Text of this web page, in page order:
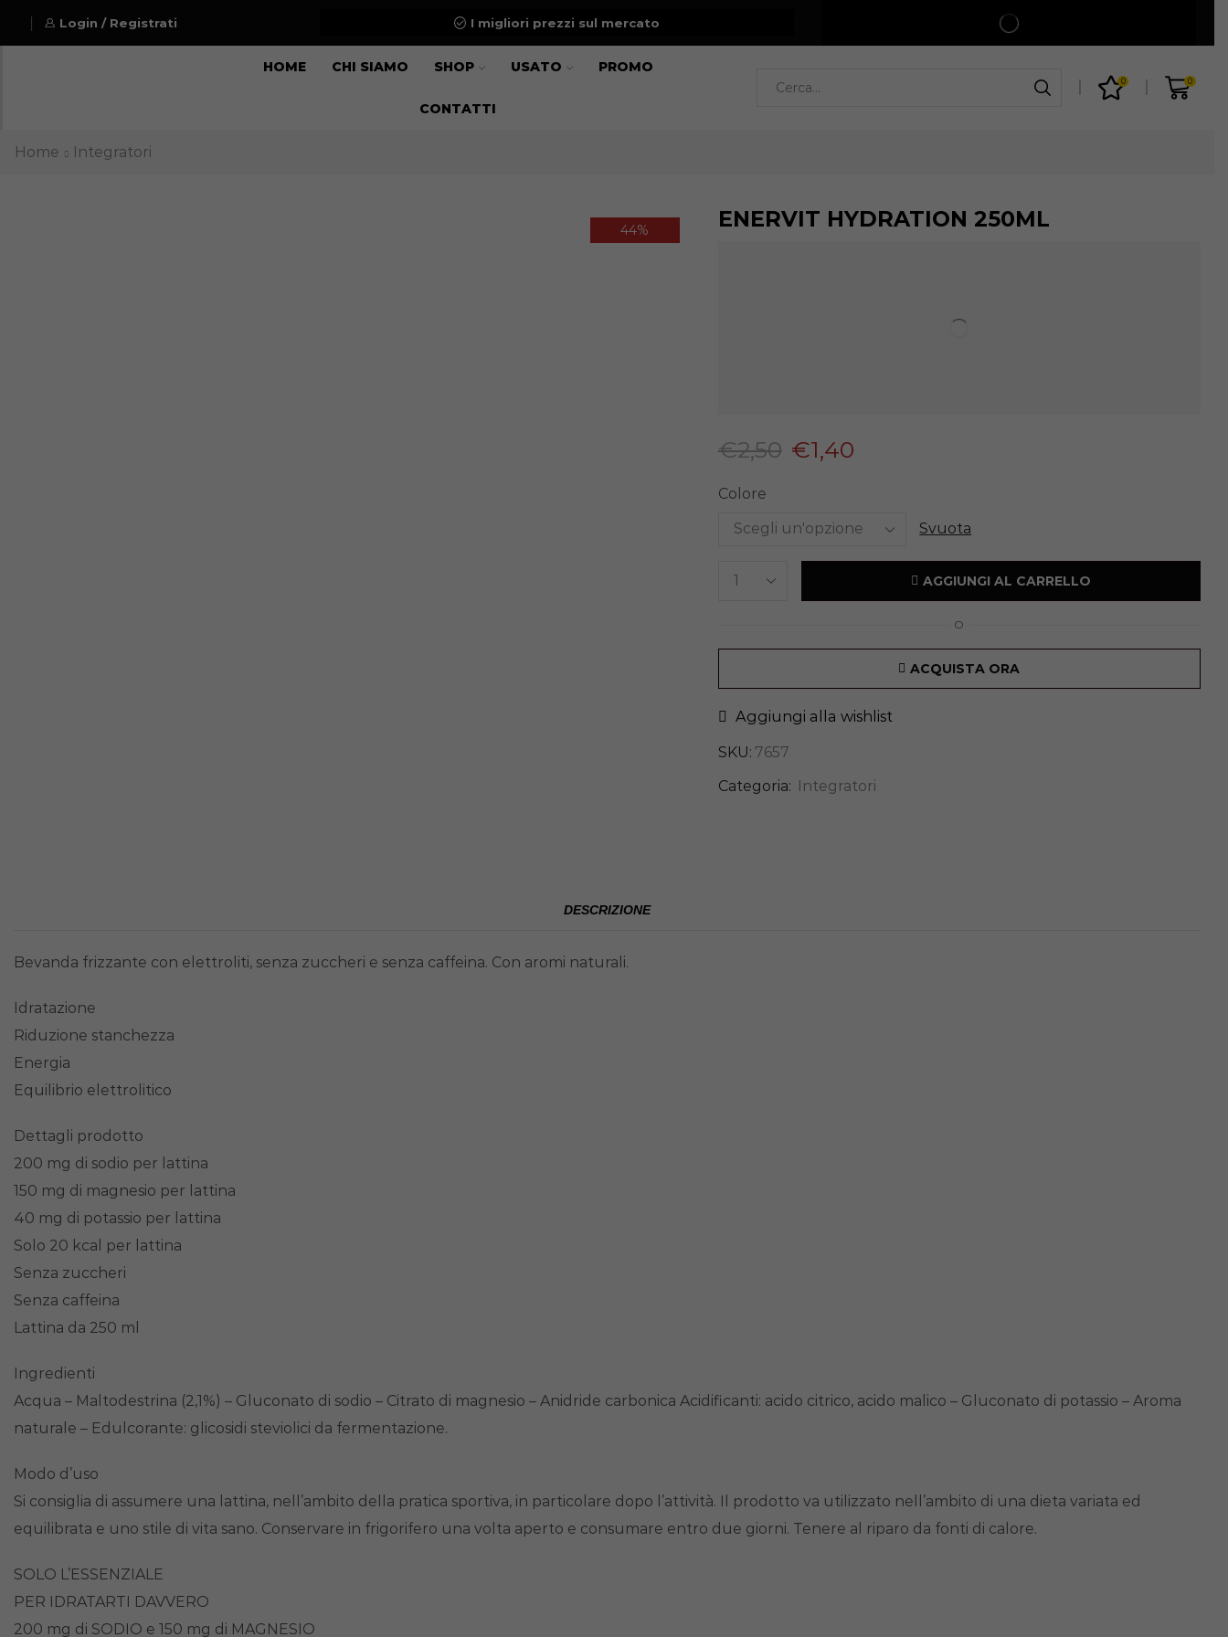
Login / Registrati I migliori prezzi sul mercato Spedizione gratuita per ordini superiori a 99€
HOME CHI SIAMO SHOP USATO PROMO
CONTATTI
0 0
Home Integratori
44% ENERVIT HYDRATION 250ML
€2,50 €1,40
Colore
Svuota
AGGIUNGI AL CARRELLO
O
ACQUISTA ORA
Aggiungi alla wishlist
SKU: 7657
Categoria: Integratori
DESCRIZIONE
Bevanda frizzante con elettroliti, senza zuccheri e senza caffeina. Con aromi naturali.
Idratazione
Riduzione stanchezza
Energia
Equilibrio elettrolitico
Dettagli prodotto
200 mg di sodio per lattina
150 mg di magnesio per lattina
40 mg di potassio per lattina
Solo 20 kcal per lattina
Senza zuccheri
Senza caffeina
Lattina da 250 ml
Ingredienti
Acqua – Maltodestrina (2,1%) – Gluconato di sodio – Citrato di magnesio – Anidride carbonica Acidificanti: acido citrico, acido malico – Gluconato di potassio – Aroma
naturale – Edulcorante: glicosidi steviolici da fermentazione.
Modo d’uso
Si consiglia di assumere una lattina, nell’ambito della pratica sportiva, in particolare dopo l’attività. Il prodotto va utilizzato nell’ambito di una dieta variata ed
equilibrata e uno stile di vita sano. Conservare in frigorifero una volta aperto e consumare entro due giorni. Tenere al riparo da fonti di calore.
SOLO L’ESSENZIALE
PER IDRATARTI DAVVERO
200 mg di SODIO e 150 mg di MAGNESIO